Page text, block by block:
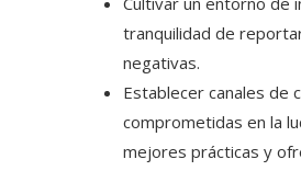
tranquilidad de
negativas.
Establecer canales de
comprometidas en la
mejores prácticas y